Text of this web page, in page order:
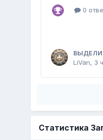
0
LiVan, 3
Статистика